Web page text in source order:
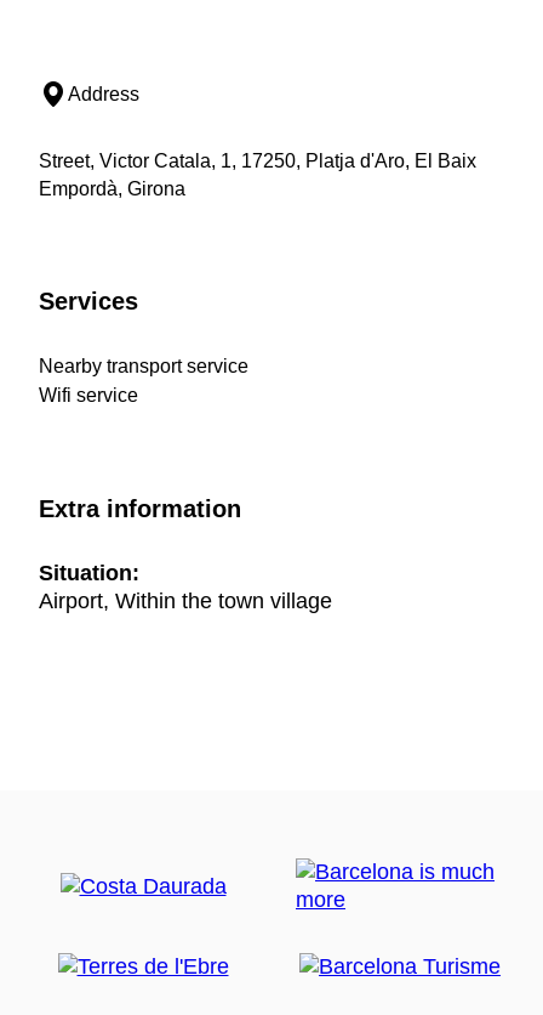
Address
Street, Victor Catala, 1, 17250, Platja d'Aro, El Baix
Empordà, Girona
Services
Nearby transport service
Wifi service
Extra information
Situation:
Airport, Within the town village